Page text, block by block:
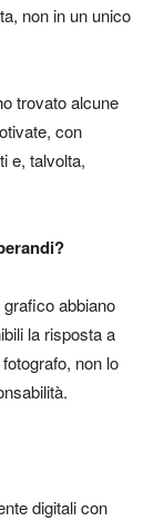
non in un unico
trovato alcune
con
e, talvolta,
abbiano
la risposta a
non lo
digitali con